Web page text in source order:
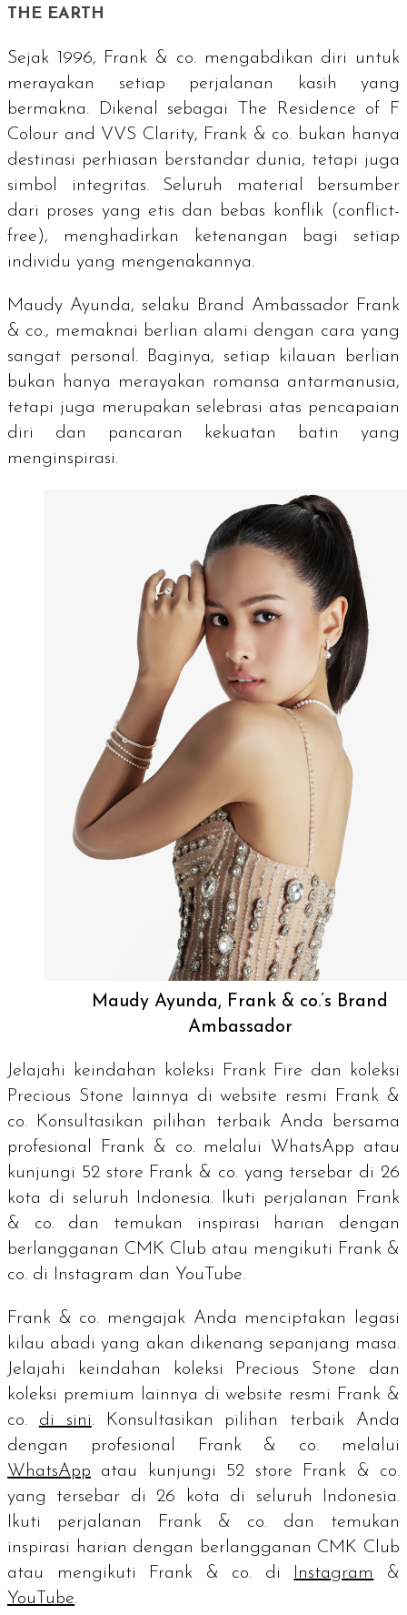
THE EARTH
Sejak 1996, Frank & co. mengabdikan diri untuk
merayakan setiap perjalanan kasih yang
bermakna. Dikenal sebagai
The Residence of F
Colour and VVS Clarity, Frank & co. bukan hanya
destinasi perhiasan berstandar dunia, tetapi juga
simbol integritas. Seluruh material bersumber
dari proses yang etis dan bebas konflik (conflict-
free ), menghadirkan ketenangan bagi setiap
individu yang mengenakannya.
Maudy Ayunda, selaku Brand Ambassador Frank
& co., memaknai berlian alami dengan cara yang
sangat personal. Baginya, setiap kilauan berlian
bukan hanya merayakan romansa antarmanusia,
tetapi juga merupakan selebrasi atas pencapaian
diri dan pancaran kekuatan batin yang
menginspirasi.
Maudy Ayunda, Frank & co.’s Brand
Ambassador
Jelajahi keindahan koleksi Frank Fire dan koleksi
Precious Stone lainnya diwebsite resmi Frank &
co. Konsultasikan pilihan terbaik Anda bersama
profesional Frank & co. melalui WhatsApp atau
kunjungi 52 store Frank & co. yang tersebar di 26
kota di seluruh Indonesia. Ikuti perjalanan Frank
& co. dan temukan inspirasi harian dengan
berlangganan CMK Club atau mengikuti Frank &
co. di Instagram dan YouTube.
Frank & co. mengajak Anda menciptakan legasi
kilau abadi yang akan dikenang sepanjang masa.
Jelajahi keindahan koleksi Precious Stone dan
koleksi premium lainnya di website resmi Frank &
co. di sini. Konsultasikan pilihan terbaik Anda
dengan profesional Frank & co. melalui
WhatsApp atau kunjungi 52 store Frank & co.
yang tersebar di 26 kota di seluruh Indonesia.
Ikuti perjalanan Frank & co. dan temukan
inspirasi harian dengan berlangganan CMK Club
atau mengikuti Frank & co. di
Instagram
&
YouTube.